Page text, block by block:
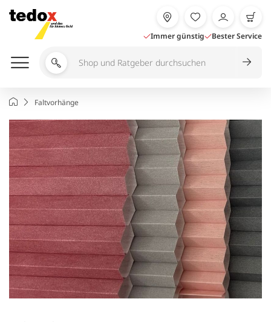
Inhalt
springen
Immer günstig Bester Service
Shop
durchsuchen
StartseiteFaltvorhänge